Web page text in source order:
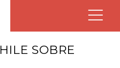
SOBRE